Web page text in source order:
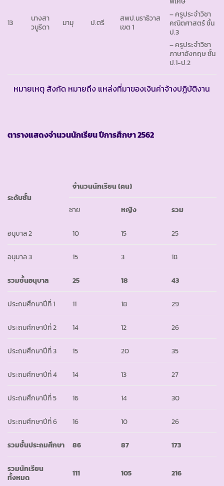
13
นางสา
วนูรีดา
มามุ ป.ตรี
สพป.นราธิวาส
เขต 1
– ครูประจำวิชา
คณิตศาสตร์ ชั้น
ป.3
– ครูประจำวิชา
ภาษาอังกฤษ ชั้น
ป.1-ป.2
หมายเหตุ สังกัด หมายถึง แหล่งที่มาของเงินค่าจ้างปฏิบัติงาน
ตารางแสดงจำนวนนักเรียน ปีการศึกษา2562
ระดับชั้น
จำนวนนักเรียน (คน)
ชาย หญิง รวม
อนุบาล 2 10 15 25
อนุบาล 3 15 3 18
รวมชั้นอนุบาล 25 18 43
ประถมศึกษาปีที่ 1 11 18 29
ประถมศึกษาปีที่ 2 14 12 26
ประถมศึกษาปีที่ 3 15 20 35
ประถมศึกษาปีที่ 4 14 13 27
ประถมศึกษาปีที่ 5 16 14 30
ประถมศึกษาปีที่ 6 16 10 26
รวมชั้นประถมศึกษา 86 87 173
รวมนักเรียน
ทั้งหมด
111 105 216